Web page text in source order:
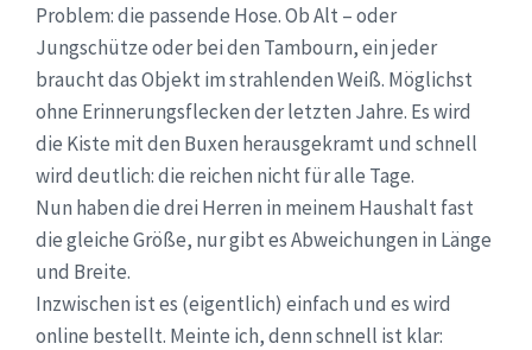
Problem: die passende Hose. Ob Alt – oder
Jungschütze oder bei den Tambourn, ein jeder
braucht das Objekt im strahlenden Weiß. Möglichst
ohne Erinnerungsflecken der letzten Jahre. Es wird
die Kiste mit den Buxen herausgekramt und schnell
wird deutlich: die reichen nicht für alle Tage.
Nun haben die drei Herren in meinem Haushalt fast
die gleiche Größe, nur gibt es Abweichungen in Länge
und Breite.
Inzwischen ist es (eigentlich) einfach und es wird
online bestellt. Meinte ich, denn schnell ist klar: